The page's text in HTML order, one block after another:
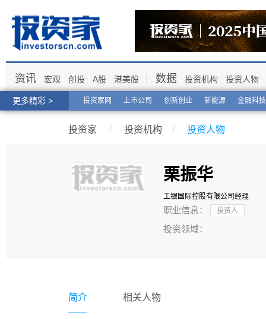
更多精彩 > 投资家网 上市公司 创新创业 新能源 金融科技
资讯 宏观 创投 A股 港美股 数据 投资机构 投资人物
投资家 / 投资机构 / 投资人物
栗振华
工银国际控股有限公司 经理
职业信息： 投资人
投资领域：
简介 相关人物